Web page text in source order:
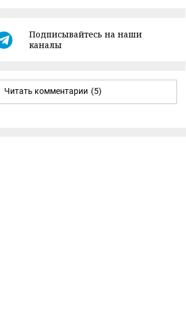
Подписывайтесь на наши
каналы
Читать комментарии (5)